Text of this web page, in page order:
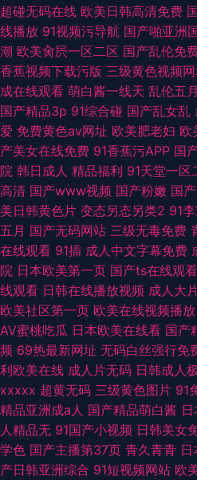
超碰无码在线 欧美日韩高清免费
线播放 91视频污导航 国产啪亚洲
潮 欧美肏屄一区二区 国产乱伦免
香蕉视频下载污版 三级黄色视频
成在线观看 萌白酱一线天 乱伦五
国产精品3p 91综合碰 国产乱女乱
爱 免费黄色av网址 欧美肥老妇 欧
产美女在线免费 91香蕉污APP 国
院 韩日成人 精品福利 91天堂一区
高清 国产www视频 国产粉嫩 国
美日韩黄色片 变态另态另类2 91
五月 国产无码网站 三级无毒免费
在线观看 91插 成人中文字幕免费
院 日本欧美第一页 国产ts在线观看
线观看 日韩在线播放视频 成人大
欧美社区第一页 欧美在线视频播放
AV蜜桃吃瓜 日本欧美在线看 国产
频 69热最新网址 无码白丝强行免
利欧美在线 成人片无码 日韩成人
xxxxx 超黄无码 三级黄色图片 91
精品亚洲成a人 国产精品萌白酱
人精品无 91国产小视频 日韩美女
学色 国产主播第37页 青久青青
产日韩亚洲综合 91短视频网站 欧